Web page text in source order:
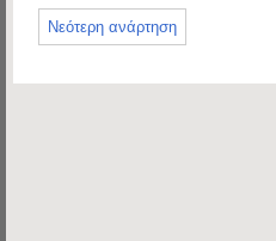
Νεότερη ανάρτηση